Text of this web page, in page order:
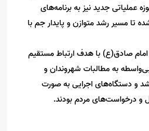
هشت حوزه عملیاتی جدید نیز به برنامه‌های
تا مسیر رشد متوازن و پایدار جم با
صادق(ع) با هدف ارتباط مستقیم
به مطالبات شهروندان و
و دستگاه‌های اجرایی به صورت
و درخواست‌های مردم بودند.